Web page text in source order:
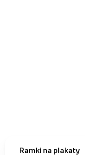
Ramki na plakaty